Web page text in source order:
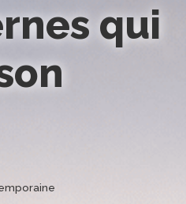
qui